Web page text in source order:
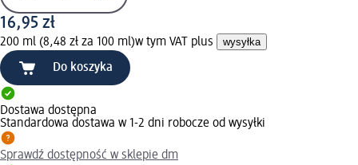
16,95 zł
200 ml (8,48 zł za 100 ml)w tym VAT plus wysyłka
Do koszyka
Dostawa dostępna
Standardowa dostawa w 1-2 dni robocze od wysyłki
Sprawdź dostępność w sklepie dm